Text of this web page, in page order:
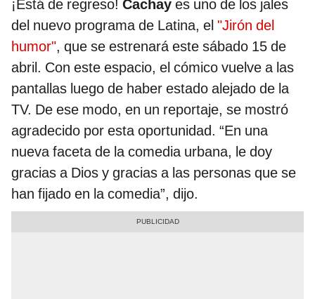
¡Está de regreso! Cachay es uno de los jales
del nuevo programa de Latina, el "Jirón del
humor", que se estrenará este sábado 15 de
abril. Con este espacio, el cómico vuelve a las
pantallas luego de haber estado alejado de la
TV. De ese modo, en un reportaje, se mostró
agradecido por esta oportunidad. “En una
nueva faceta de la comedia urbana, le doy
gracias a Dios y gracias a las personas que se
han fijado en la comedia”, dijo.